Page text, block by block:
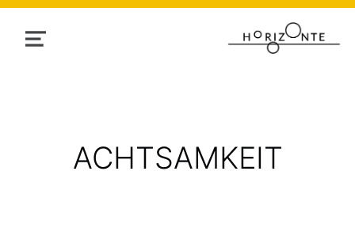
MENU
TAG:
ACHTSAMKEIT